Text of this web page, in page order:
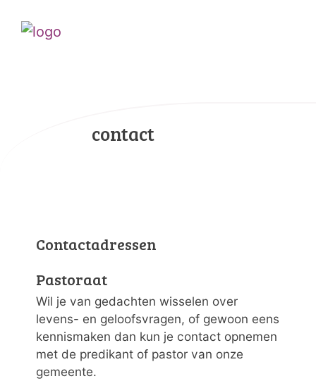
contact
Contactadressen
Pastoraat
Wil je van gedachten wisselen over
levens- en geloofsvragen, of gewoon eens
kennismaken dan kun je contact opnemen
met de predikant of pastor van onze
gemeente.